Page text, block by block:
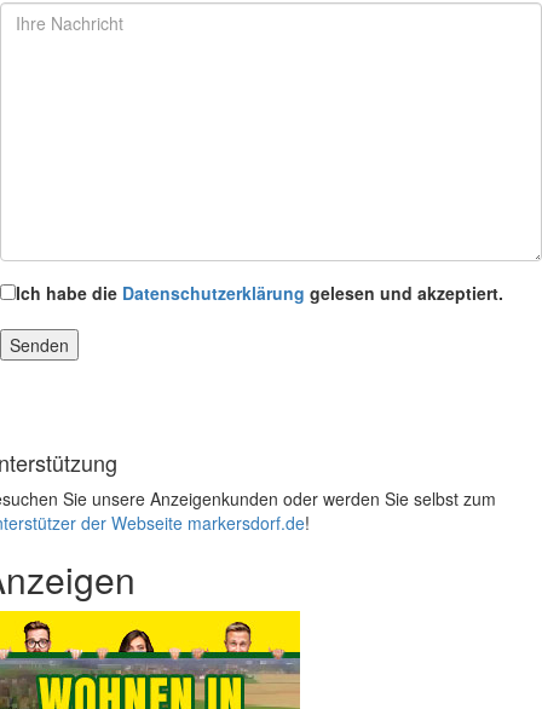
Ich habe die Datenschutzerklärung gelesen und akzeptiert.
Sie unsere Anzeigenkunden oder werden Sie selbst zum
der Webseite markersdorf.de!